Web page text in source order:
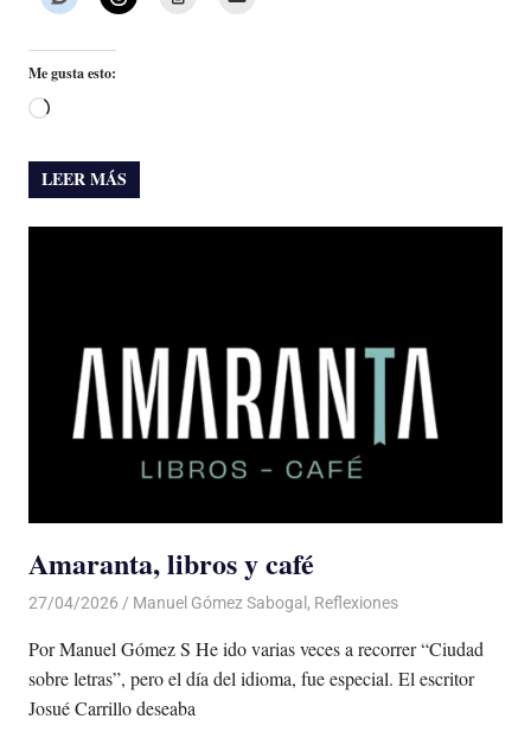
Me gusta esto:
Cargando...
LEER MÁS
Amaranta, libros y café
27/04/2026 De todo un Poco
Manuel Gómez Sabogal , Reflexiones
Por Manuel Gómez S He ido varias veces a recorrer “Ciudad
sobre letras”, pero el día del idioma, fue especial. El escritor
Josué Carrillo deseaba